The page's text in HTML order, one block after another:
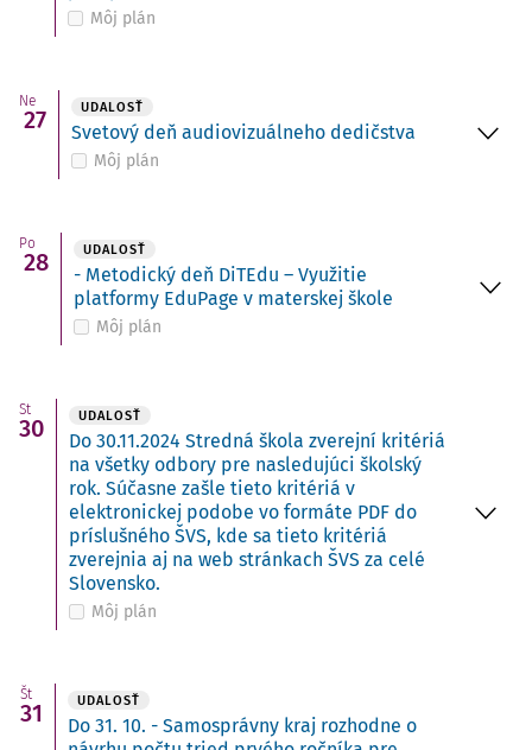
Môj plán
Ne
27 UDALOSŤ
Svetový deň audiovizuálneho dedičstva
Môj plán
Po
28 UDALOSŤ
- Metodický deň DiTEdu – Využitie
platformy EduPage v materskej škole
Môj plán
St
30 UDALOSŤ
Do 30.11.2024 Stredná škola zverejní kritériá
na všetky odbory pre nasledujúci školský
rok. Súčasne zašle tieto kritériá v
elektronickej podobe vo formáte PDF do
príslušného ŠVS, kde sa tieto kritériá
zverejnia aj na web stránkach ŠVS za celé
Slovensko.
Môj plán
Št
31 UDALOSŤ
Do 31. 10. - Samosprávny kraj rozhodne o